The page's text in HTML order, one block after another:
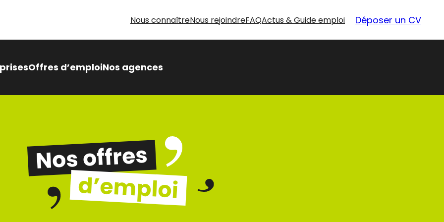
Nous connaîtreNous rejoindreFAQActus & Guide emploi Déposer un CV
d’aide pour votre
d’emploi
Offres d’emploiNos agences
Nos offres
d’emploi